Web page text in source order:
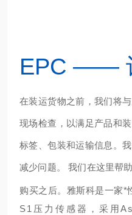
EPC ——
在装运货物之前，我们将
现场检查，以满足产品和
标签、包装和运输信息。
减少问题。 我们在这里帮
购买之后。雅斯科是一家*
S1压力传感器，采用